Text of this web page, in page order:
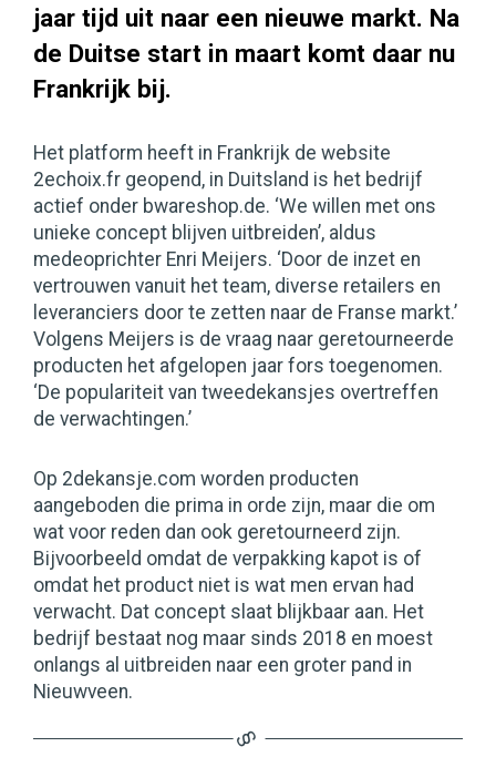
jaar tijd uit naar een nieuwe markt. Na
de Duitse start in maart komt daar nu
Frankrijk bij.
Het platform heeft in Frankrijk de website
2echoix.fr geopend, in Duitsland is het bedrijf
actief onder bwareshop.de. ‘We willen met ons
unieke concept blijven uitbreiden’, aldus
medeoprichter Enri Meijers. ‘Door de inzet en
vertrouwen vanuit het team, diverse retailers en
leveranciers door te zetten naar de Franse markt.’
Volgens Meijers is de vraag naar geretourneerde
producten het afgelopen jaar fors toegenomen.
‘De populariteit van tweedekansjes overtreffen
de verwachtingen.’
Op 2dekansje.com worden producten
aangeboden die prima in orde zijn, maar die om
wat voor reden dan ook geretourneerd zijn.
Bijvoorbeeld omdat de verpakking kapot is of
omdat het product niet is wat men ervan had
verwacht. Dat concept slaat blijkbaar aan. Het
bedrijf bestaat nog maar sinds 2018 en moest
onlangs al uitbreiden naar een groter pand in
Nieuwveen.